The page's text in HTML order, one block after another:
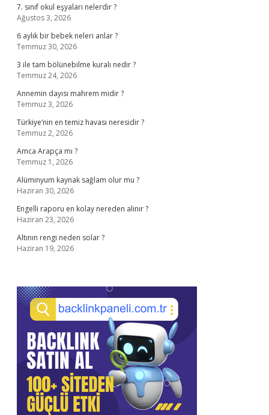
7. sınıf okul eşyaları nelerdir ?
Ağustos 3, 2026
6 aylık bir bebek neleri anlar ?
Temmuz 30, 2026
3 ile tam bölünebilme kuralı nedir ?
Temmuz 24, 2026
Annemin dayısı mahrem midir ?
Temmuz 3, 2026
Türkiye’nin en temiz havası neresidir ?
Temmuz 2, 2026
Amca Arapça mı ?
Temmuz 1, 2026
Alüminyum kaynak sağlam olur mu ?
Haziran 30, 2026
Engelli raporu en kolay nereden alınır ?
Haziran 23, 2026
Altının rengi neden solar ?
Haziran 19, 2026